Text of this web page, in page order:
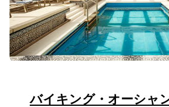
バイキング・オーシャ